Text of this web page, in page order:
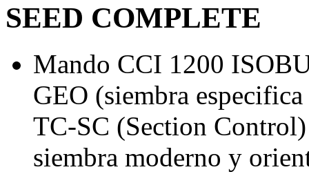
SEED COMPLETE
Mando CCI 1200
GEO (siembra
TC-SC (Section
siembra moderno y